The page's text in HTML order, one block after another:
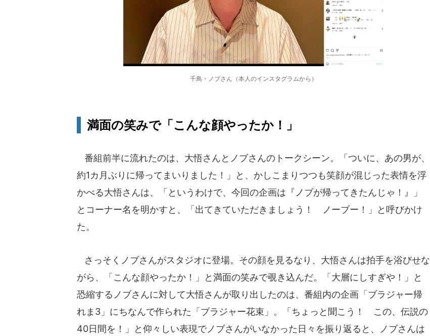
千鳥・ノブさん（本人のインスタグラムから）
満面の笑みで「こんな顔やったか！」
番組前半に流れたのは、大悟さんとノブさんのトークシーン。「ついに、あの男が、
約1カ月ぶりに帰ってまいりました！」と、かしこまりつつも笑顔が混じった表情を浮
かべる大悟さんは、「というわけで、今回の企画は『ノブが帰ってきたんじゃ！』」
とコーナー名を明かすと、「出てきていただきましょう！ ノーブー！」と呼びかけ
た。
さっそくノブさんがスタジオに登場。その顔を見るなり、大悟さんは拍手を浴びせな
がら、「こんな顔やったか！」と満面の笑みで覗き込んだ。「大層にしすぎや！」と
恐縮するノブさんに対して大悟さんが取り出したのは、番組内の企画「ブラジャー帰
れま3」にちなんで作られた「ブラジャー花束」。「ちょっと聞こう！ この、伝説の
40日間を！」と仰々しい表現でノブさんがいなかった日々を振り返ると、ノブさんは